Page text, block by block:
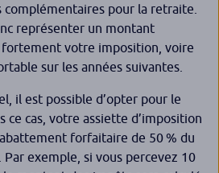
pour la retraite.
représenter un montant
votre imposition, voire
sur les années suivantes.
il est possible d’opter pour le
ce cas, votre assiette d’imposition
forfaitaire de 50 % du
exemple, si vous percevez 10